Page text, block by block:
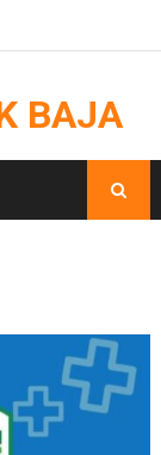
BAJA